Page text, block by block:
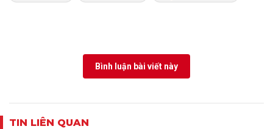
Bình luận bài viết này
TIN LIÊN QUAN